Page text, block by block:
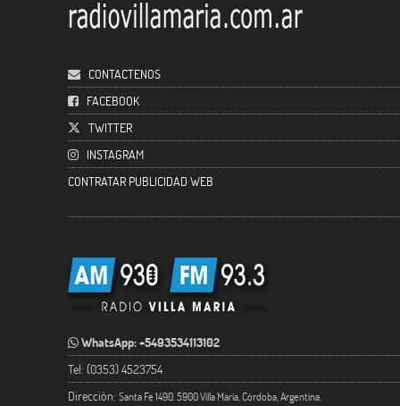
CONTACTENOS
FACEBOOK
TWITTER
INSTAGRAM
CONTRATAR PUBLICIDAD WEB
WhatsApp: +5493534113102
Tel: (0353) 4523754
Dirección: Santa Fe 1490. 5900 Villa María, Córdoba, Argentina.